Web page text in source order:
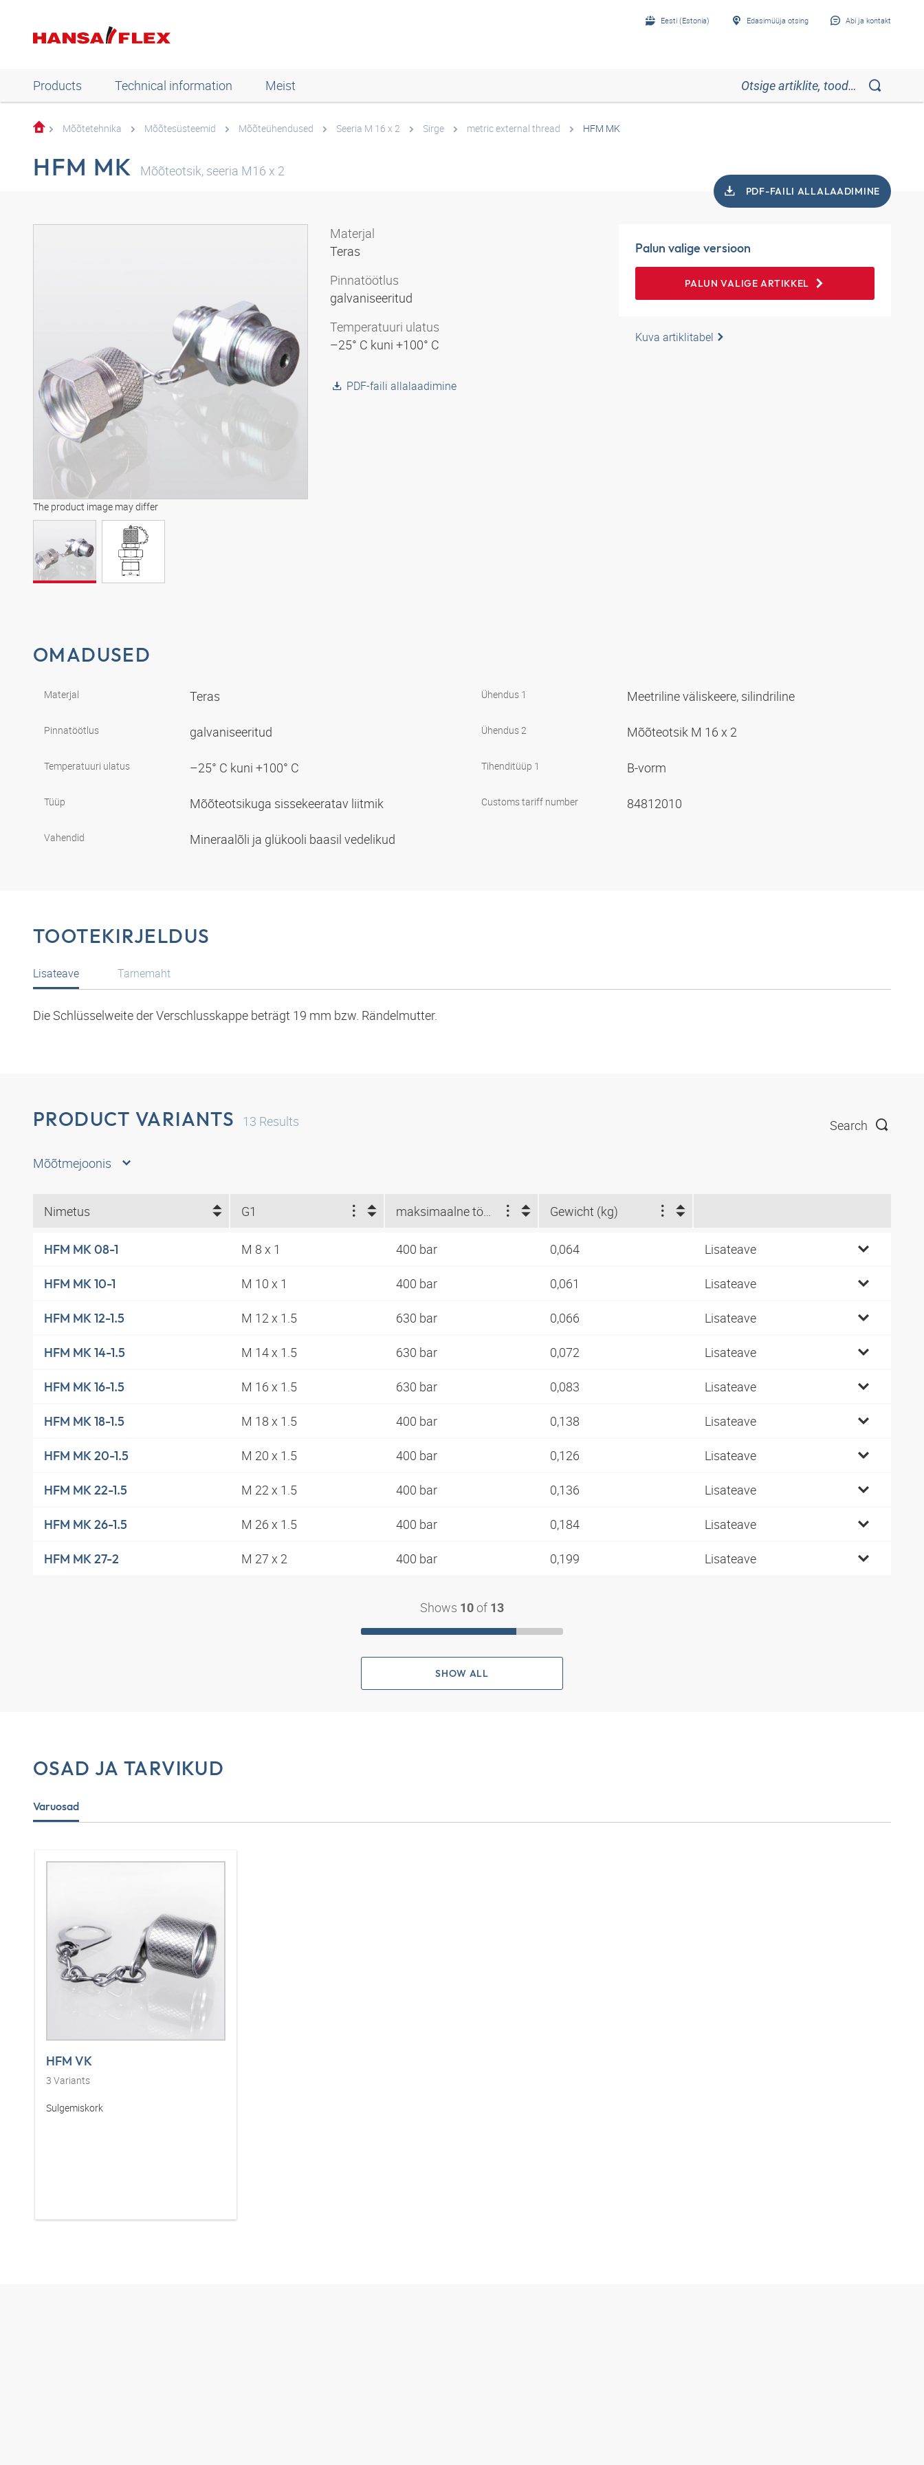
Eesti (Estonia) Edasimüüja otsing Abi ja kontakt
Products Technical information Meist
Mõõtetehnika Mõõtesüsteemid Mõõteühendused Seeria M 16 x 2 Sirge metric external thread HFM MK
HFM MK Mõõteotsik, seeria M16 x 2
PDF-FAILI ALLALAADIMINE
The product image may differ
Materjal
Teras
Pinnatöötlus
galvaniseeritud
Temperatuuri ulatus
–25° C kuni +100° C
PDF-faili allalaadimine
Palun valige versioon
PALUN VALIGE ARTIKKEL
Kuva artiklitabel
OMADUSED
Materjal Teras
Pinnatöötlus galvaniseeritud
Temperatuuri ulatus –25° C kuni +100° C
Tüüp Mõõteotsikuga sissekeeratav liitmik
Vahendid Mineraalõli ja glükooli baasil vedelikud
Ühendus 1 Meetriline väliskeere, silindriline
Ühendus 2 Mõõteotsik M 16 x 2
Tihenditüüp 1 B-vorm
Customs tariff number 84812010
TOOTEKIRJELDUS
Lisateave
Die Schlüsselweite der Verschlusskappe beträgt 19 mm bzw. Rändelmutter.
Tarnemaht
PRODUCT VARIANTS 13 Results Search
Mõõtmejoonis
Nimetus G1 maksimaalne töörõhk (bar) Gewicht (kg)
HFM MK 08-1 M 8 x 1 400 bar 0,064 Lisateave
HFM MK 10-1 M 10 x 1 400 bar 0,061 Lisateave
HFM MK 12-1.5 M 12 x 1.5 630 bar 0,066 Lisateave
HFM MK 14-1.5 M 14 x 1.5 630 bar 0,072 Lisateave
HFM MK 16-1.5 M 16 x 1.5 630 bar 0,083 Lisateave
HFM MK 18-1.5 M 18 x 1.5 400 bar 0,138 Lisateave
HFM MK 20-1.5 M 20 x 1.5 400 bar 0,126 Lisateave
HFM MK 22-1.5 M 22 x 1.5 400 bar 0,136 Lisateave
HFM MK 26-1.5 M 26 x 1.5 400 bar 0,184 Lisateave
HFM MK 27-2 M 27 x 2 400 bar 0,199 Lisateave
Shows 10 of 13
SHOW ALL
OSAD JA TARVIKUD
Varuosad
HFM VK
3 Variants
Sulgemiskork